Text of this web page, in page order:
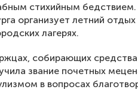
стихийным
организует летний
лагерях.
собирающих
звание почетных
в вопросах